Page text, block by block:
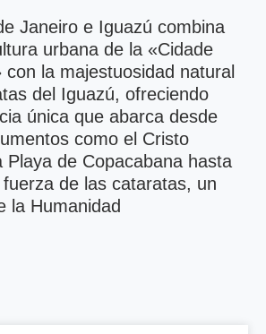
Janeiro e Iguazú combina
urbana de la «Cidade
con la majestuosidad natural
del Iguazú, ofreciendo
única que abarca desde
como el Cristo
Playa de Copacabana hasta
de las cataratas, un
la Humanidad